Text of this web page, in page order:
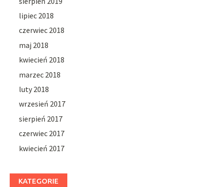
lipiec 2018
czerwiec 2018
maj 2018
kwiecień 2018
marzec 2018
luty 2018
wrzesień 2017
sierpień 2017
czerwiec 2017
kwiecień 2017
KATEGORIE